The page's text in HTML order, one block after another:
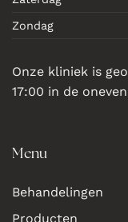
Zondag
Onze kliniek is
17:00 in de
Menu
Behandelingen
Producten